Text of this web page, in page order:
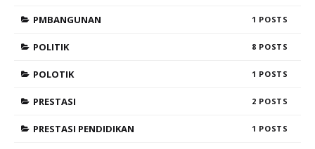
PMBANGUNAN 1
POLITIK 8
POLOTIK 1
PRESTASI 2
PRESTASI PENDIDIKAN 1